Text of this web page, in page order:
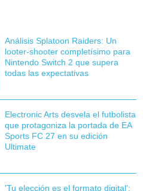
Análisis Splatoon Raiders: Un
looter-shooter completísimo para
Nintendo Switch 2 que supera
todas las expectativas
Electronic Arts desvela el futbolista
que protagoniza la portada de EA
Sports FC 27 en su edición
Ultimate
'Tu elección es el formato digital':